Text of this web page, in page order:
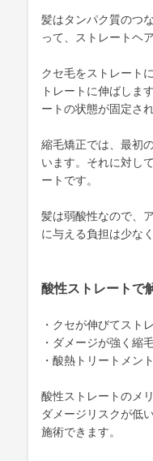
髪はタンパク質のつ
って、ストレートヘ
クセ毛をストレート
トレートに伸ばしま
ートの状態が固定さ
縮毛矯正では、最初
います。それに対し
ートです。
髪は弱酸性なので、
に与える負担は少な
酸性ストレートで
・クセが伸びてスト
・ダメージが強く縮
・酸熱トリートメン
酸性ストレートのメ
ダメージリスクが低
施術できます。